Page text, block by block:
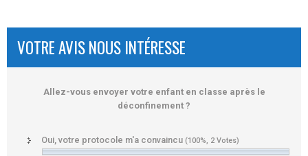
VOTRE AVIS NOUS INTÉRESSE
Allez-vous envoyer votre enfant en classe après le
déconfinement ?
Oui, votre protocole m'a convaincu (100%, 2 Votes)